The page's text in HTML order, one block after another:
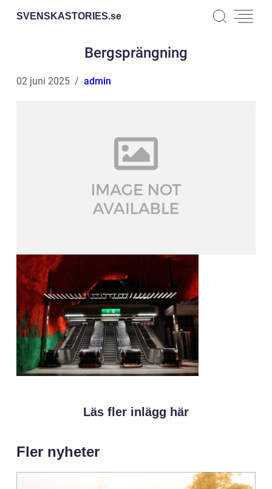
SVENSKASTORIES.se
Bergsprängning
02 juni 2025 admin
Läs fler inlägg här
Fler nyheter